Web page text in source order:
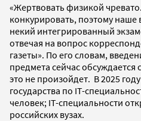
«Жертвовать физикой
конкурировать, поэтому
некий интегрированный
отвечая на вопрос
газеты». По его словам,
предмета сейчас
это не произойдет. В 2025
государства по IT-
человек; IT-специальности
российских вузах.